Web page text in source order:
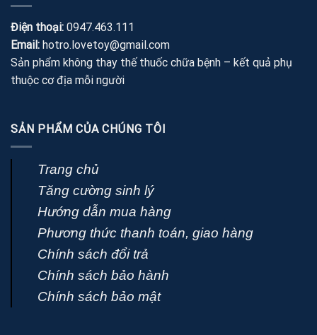
Điện thoại: 0947.463.111
Email: hotro.lovetoy@gmail.com
Sản phẩm không thay thế thuốc chữa bệnh – kết quả phụ
thuộc cơ địa mỗi người
SẢN PHẨM CỦA CHÚNG TÔI
Trang chủ
Tăng cường sinh lý
Hướng dẫn mua hàng
Phương thức thanh toán, giao hàng
Chính sách đổi trả
Chính sách bảo hành
Chính sách bảo mật